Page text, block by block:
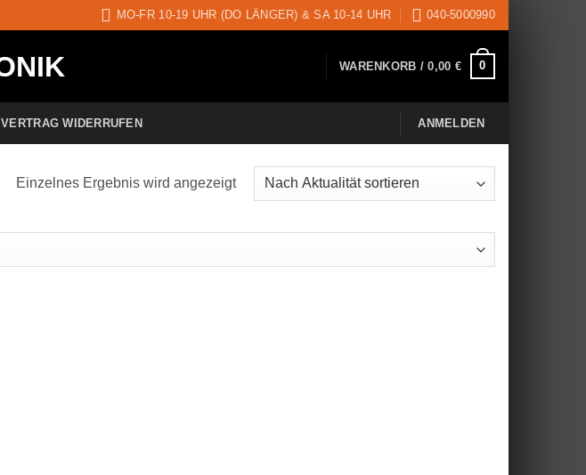
MO-FR 10-19 UHR (DO LÄNGER) & SA 10-14 UHR 040-5000990
WARENKORB /0,00 € 0
VERTRAG WIDERRUFEN ANMELDEN
Einzelnes Ergebnis wird angezeigt